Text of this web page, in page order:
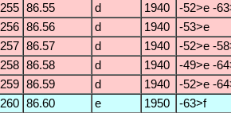
86.55 d 1940
-52>e -
86.56 d 1940
-53>e
86.57 d 1940
-52>e -
86.58 d 1940
-49>e -
86.59 d 1940
-52>e -
86.60 e 1950
-63>f